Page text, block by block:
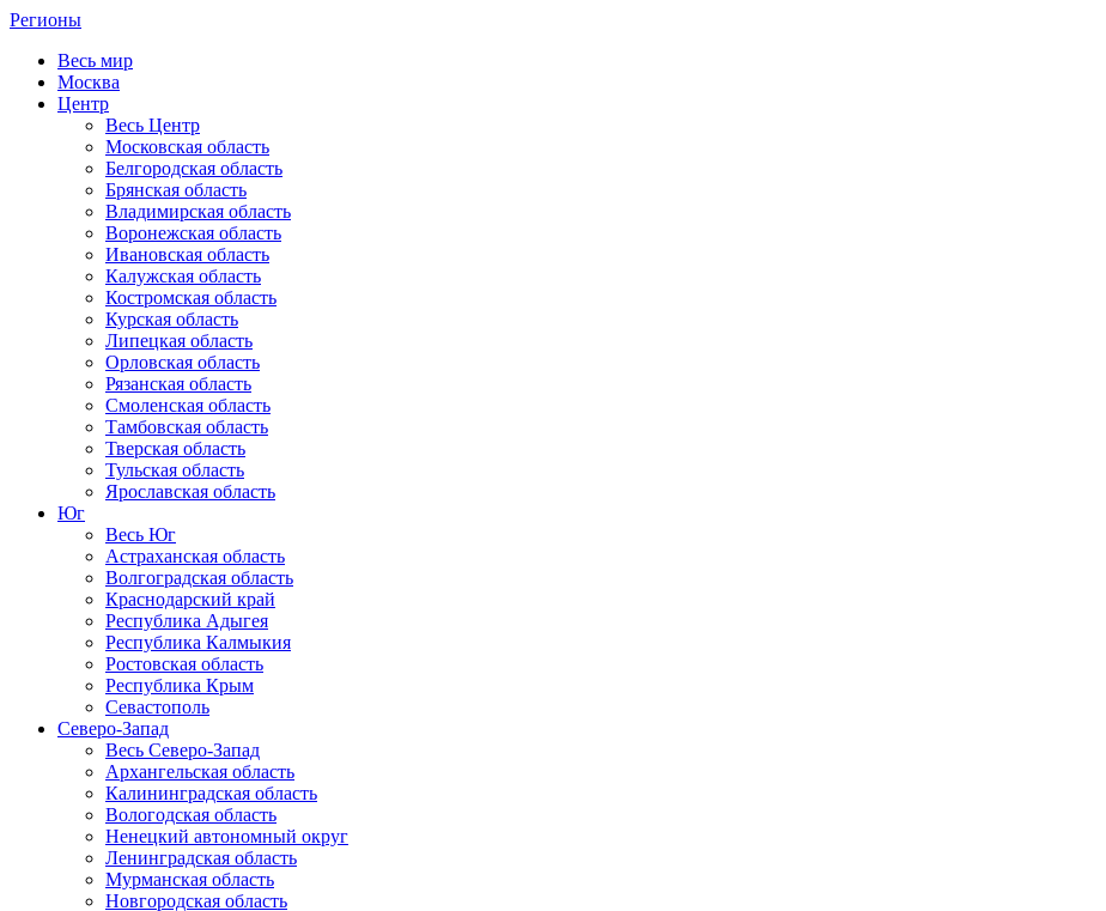
Регионы
Весь мир
Москва
Центр
Весь Центр
Московская область
Белгородская область
Брянская область
Владимирская область
Воронежская область
Ивановская область
Калужская область
Костромская область
Курская область
Липецкая область
Орловская область
Рязанская область
Смоленская область
Тамбовская область
Тверская область
Тульская область
Ярославская область
Юг
Весь Юг
Астраханская область
Волгоградская область
Краснодарский край
Республика Адыгея
Республика Калмыкия
Ростовская область
Республика Крым
Севастополь
Северо-Запад
Весь Северо-Запад
Архангельская область
Калининградская область
Вологодская область
Ненецкий автономный округ
Ленинградская область
Мурманская область
Новгородская область